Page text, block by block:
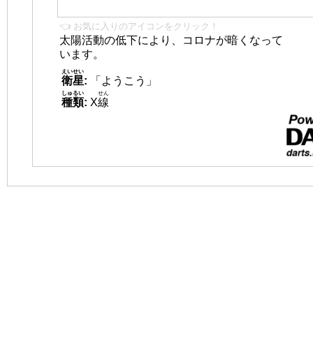
👈 お気に入りのアイコンをクリック！
太陽活動の低下により、コロナが暗くなって
います。
衛星
えいせい
:
「ようこう」
種類
しゅるい
: X線
せん